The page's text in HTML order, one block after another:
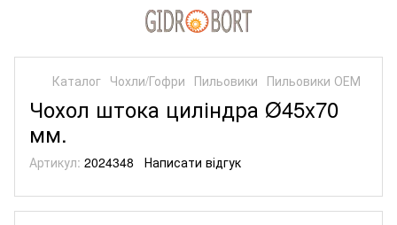
Каталог Чохли/Гофри Пильовики Пильовики ОЕМ
Чохол штока циліндра Ø45x70
мм.
Артикул: 2024348 Написати відгук